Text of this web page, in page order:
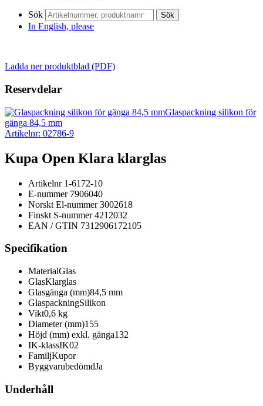
Sök Sök
In English, please
Ladda ner produktblad (PDF)
Reservdelar
Glaspackning silikon för
gänga 84,5 mm
Artikelnr: 02786-9
Kupa Open Klara klarglas
Artikelnr1-6172-10
E-nummer7906040
Norskt El-nummer3002618
Finskt S-nummer4212032
EAN / GTIN 7312906172105
Specifikation
MaterialGlas
GlasKlarglas
Glasgänga (mm)84,5 mm
GlaspackningSilikon
Vikt0,6 kg
Diameter (mm)155
Höjd (mm) exkl. gänga132
IK-klassIK02
FamiljKupor
ByggvarubedömdJa
Underhåll